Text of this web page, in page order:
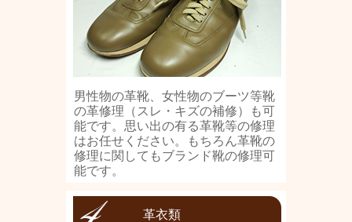
男性物の革靴、女性物のブーツ等靴
の革修理（スレ・キズの補修）も可
能です。思い出の有る革靴等の修理
はお任せください。もちろん革靴の
修理に関してもブランド靴の修理可
能です。
革衣類